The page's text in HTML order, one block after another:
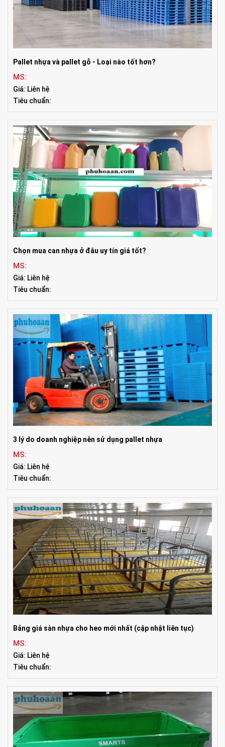
Pallet nhựa và pallet gỗ - Loại nào tốt hơn?
MS:
Giá: Liên hệ
Tiêu chuẩn:
Chọn mua can nhựa ở đâu uy tín giá tốt?
MS:
Giá: Liên hệ
Tiêu chuẩn:
3 lý do doanh nghiệp nên sử dụng pallet nhựa
MS:
Giá: Liên hệ
Tiêu chuẩn:
Bảng giá sàn nhựa cho heo mới nhất (cập nhật liên tục)
MS:
Giá: Liên hệ
Tiêu chuẩn: